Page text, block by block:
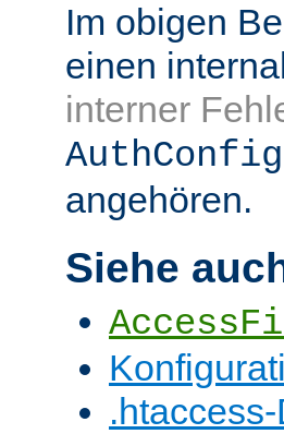
Im obigen
einen
interner
AuthConfig
angehören.
Siehe